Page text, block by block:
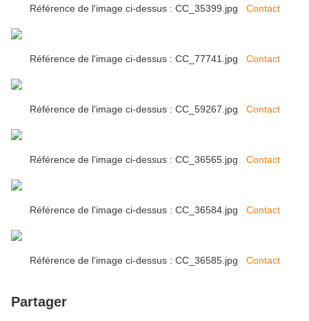
Référence de l'image ci-dessus : CC_35399.jpg Contact
Référence de l'image ci-dessus : CC_77741.jpg Contact
Référence de l'image ci-dessus : CC_59267.jpg Contact
Référence de l'image ci-dessus : CC_36565.jpg Contact
Référence de l'image ci-dessus : CC_36584.jpg Contact
Référence de l'image ci-dessus : CC_36585.jpg Contact
Partager